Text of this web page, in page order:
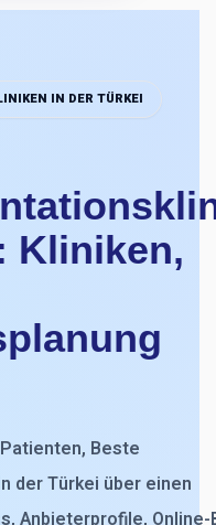
IN DER TÜRKEI
Kliniken,
Beste
der Türkei über einen
Anbieterprofile, Online-